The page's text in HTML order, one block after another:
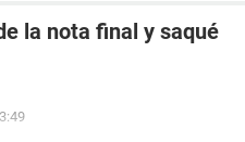
la nota final y saqué